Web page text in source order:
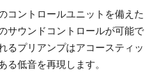
コントロールユニットを備えた
サウンドコントロールが可能で
るプリアンプはアコースティッ
低音を再現します。